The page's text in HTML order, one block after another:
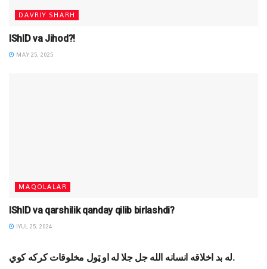
DAVRIY SHARH
IShID va Jihod?!
MAY 25, 2025
MAQOLALAR
IShID va qarshilik qanday qilib birlashdi?
IYUL 25, 2024
له بد اخلاقه انسانه الله جل جلا له او ټول مخلوقات کرکه کوي.